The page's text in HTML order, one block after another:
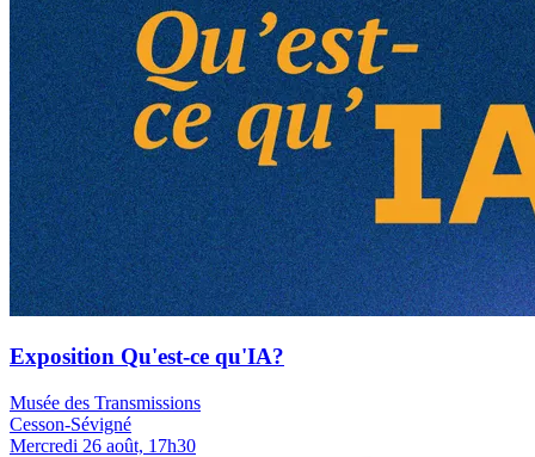
Exposition Qu'est-ce qu'IA?
Musée des Transmissions
Cesson-Sévigné
Mercredi 26 août, 17h30